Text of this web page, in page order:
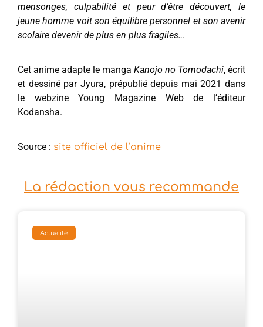
mensonges, culpabilité et peur d’être découvert, le
jeune homme voit son équilibre personnel et son avenir
scolaire devenir de plus en plus fragiles…
Cet anime adapte le manga Kanojo no Tomodachi, écrit
et dessiné par Jyura, prépublié depuis mai 2021 dans
le webzine Young Magazine Web de l’éditeur
Kodansha.
Source : site officiel de l’anime
La rédaction vous recommande
Actualité